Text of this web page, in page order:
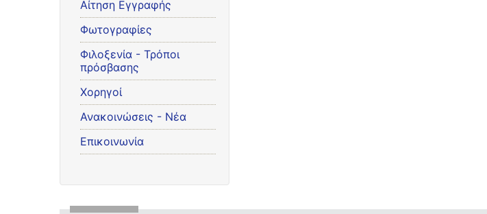
Αίτηση Εγγραφής
Φωτογραφίες
Φιλοξενία - Τρόποι
πρόσβασης
Χορηγοί
Ανακοινώσεις - Νέα
Επικοινωνία